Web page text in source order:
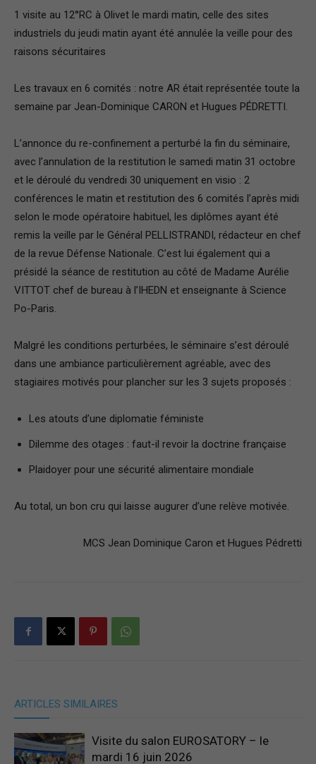
1 visite au 12°RC à Olivet le mardi matin, celle des sites
industriels du jeudi matin ayant été annulée la veille pour des
raisons sécuritaires
Les travaux en 6 comités : notre AR était représentée toute la
semaine par Jean-Dominique CARON et Hugues PÉDRETTI.
L’annonce du re-confinement a perturbé la fin du séminaire,
avec l’annulation de la restitution le samedi matin 31 octobre
et le déroulé du vendredi 30 uniquement en visio : 2
conférences le matin et restitution des 6 comités l’après midi
selon le mode opératoire habituel, les diplômes ayant été
remis la veille par le Général PELLISTRANDI, rédacteur en chef
de la revue Défense Nationale. C’est lui également qui a
présidé la séance de restitution au côté de Madame Aurélie
VITTOT chef de bureau à l’IHEDN et enseignante à Science
Po-Paris.
Malgré les conditions perturbées, le séminaire s’est déroulé
dans une ambiance particulièrement agréable, avec des
stagiaires motivés pour plancher sur les 3 sujets proposés :
Les atouts d’une diplomatie féministe
Dilemme des otages : faut-il revoir la doctrine française
Plaidoyer pour une sécurité alimentaire mondiale
Au total, un bon cru qui laisse augurer d’une relève motivée.
MCS Jean Dominique Caron et Hugues Pédretti
ARTICLES SIMILAIRES
Visite du salon EUROSATORY – le
mardi 16 juin 2026